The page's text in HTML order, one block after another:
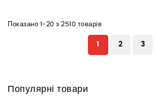
Показано 1-20 з 2510 товарів
1 2 3
Популярні товари